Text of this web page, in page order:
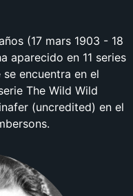
(17 mars 1903 - 18
aparecido en 11 series
encuentra en el
The Wild Wild
(uncredited) en el